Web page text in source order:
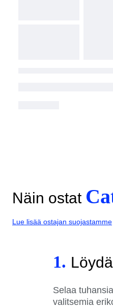
Näin ostat
Lue lisää ostajan suojastamme
1.
Selaa
valitsemia